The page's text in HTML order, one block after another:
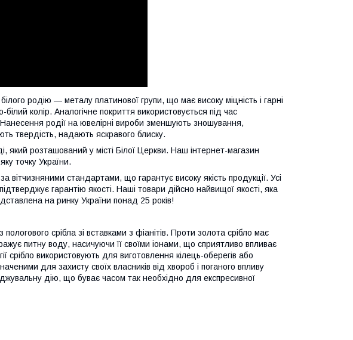
родію — металу платинової групи, що має високу міцність і гарні
колір. Аналогічне покриття використовується під час
родії на ювелірні вироби зменшують зношування,
твердість, надають яскравого блиску.
який розташований у місті Білої Церкви. Наш інтернет-магазин
точку України.
вітчизняними стандартами, що гарантує високу якість продукції. Усі
гарантію якості. Наші товари дійсно найвищої якості, яка
на ринку України понад 25 років!
срібла зі вставками з фіанітів. Проти золота срібло має
питну воду, насичуючи її своїми іонами, що сприятливо впливає
використовують для виготовлення кілець-оберегів або
для захисту своїх власників від хвороб і поганого впливу
дію, що буває часом так необхідно для експресивної